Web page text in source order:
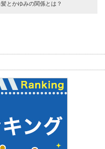
とかゆみの関係とは？